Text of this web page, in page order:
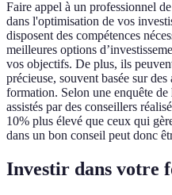
Faire appel à un professionnel
dans l'optimisation de vos
disposent des compétences
meilleures options
vos objectifs. De plus, ils
précieuse, souvent basée sur
formation. Selon une enquête de
assistés par des conseillers
10% plus élevé que ceux qui
dans un bon conseil peut donc
Investir dans votre